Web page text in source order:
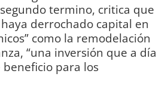
termino, critica que
derrochado capital en
como la remodelación
“una inversión que a día
para los